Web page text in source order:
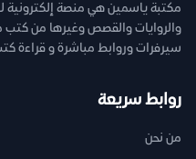
مكتبة ياسمين هي منصة إلكترونية
سيرفرات وروابط مباشرة و قراءة
روابط سريعة
من نحن